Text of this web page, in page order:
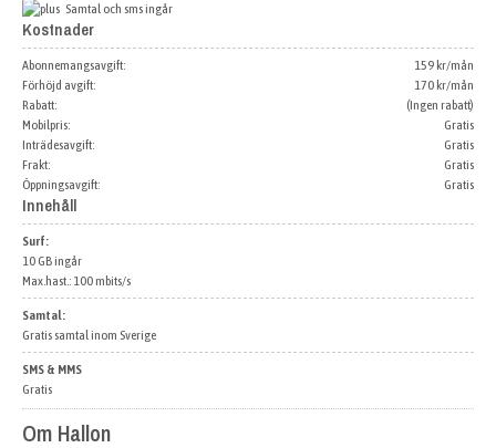
Samtal och sms ingår
Kostnader
Abonnemangsavgift:
159 kr/mån
Förhöjd avgift:
170 kr/mån
Rabatt:
(Ingen rabatt)
Mobilpris:
Gratis
Inträdesavgift:
Gratis
Frakt:
Gratis
Öppningsavgift:
Gratis
Innehåll
Surf:
10 GB ingår
Max.hast.: 100 mbits/s
Samtal:
Gratis samtal inom Sverige
SMS & MMS
Gratis
Om Hallon